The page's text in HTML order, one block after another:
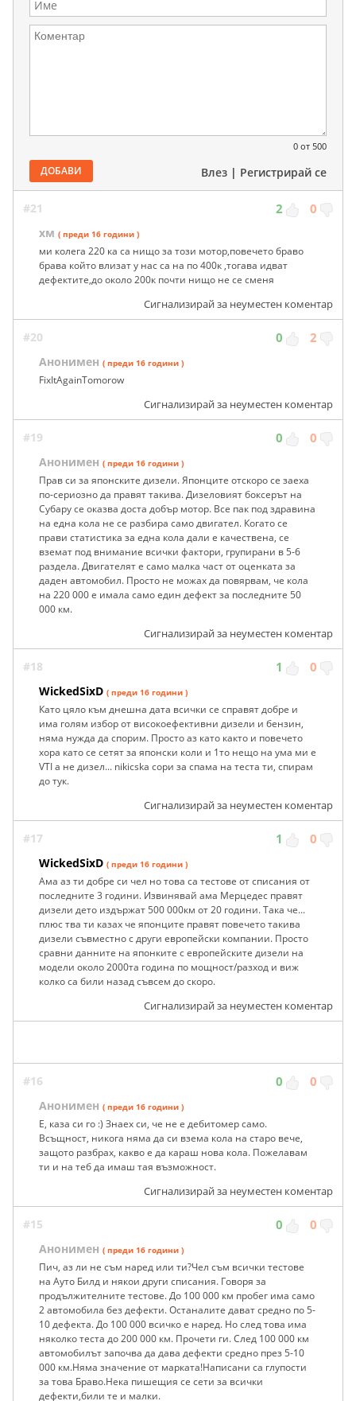
0 от 500
ДОБАВИ Влез | Регистрирай се
#21 2 0
хм ( преди 16 години )
ми колега 220 ка са нищо за този мотор,повечето браво
брава който влизат у нас са на по 400к ,тогава идват
дефектите,до около 200к почти нищо не се сменя
Сигнализирай за неуместен коментар
#20 0 2
Анонимен ( преди 16 години )
FixItAgainTomorow
Сигнализирай за неуместен коментар
#19 0 0
Анонимен ( преди 16 години )
Прав си за японските дизели. Японците отскоро се заеха
по-сериозно да правят такива. Дизеловият боксерът на
Субару се оказва доста добър мотор. Все пак под здравина
на една кола не се разбира само двигател. Когато се
прави статистика за една кола дали е качествена, се
вземат под внимание всички фактори, групирани в 5-6
раздела. Двигателят е само малка част от оценката за
даден автомобил. Просто не можах да повярвам, че кола
на 220 000 е имала само един дефект за последните 50
000 км.
Сигнализирай за неуместен коментар
#18 1 0
WickedSixD ( преди 16 години )
Като цяло към днешна дата всички се справят добре и
има голям избор от високоефективни дизели и бензин,
няма нужда да спорим. Просто аз като както и повечето
хора като се сетят за японски коли и 1то нещо на ума ми е
VTI а не дизел... nikicska сори за спама на теста ти, спирам
до тук.
Сигнализирай за неуместен коментар
#17 1 0
WickedSixD ( преди 16 години )
Ама аз ти добре си чел но това са тестове от списания от
последните 3 години. Извинявай ама Мерцедес правят
дизели дето издържат 500 000км от 20 години. Така че...
плюс тва ти казах че японците правят повечето такива
дизели съвместно с други европейски компании. Просто
сравни данните на японките с европейските дизели на
модели около 2000та година по мощност/разход и виж
колко са били назад съвсем до скоро.
Сигнализирай за неуместен коментар
#16 0 0
Анонимен ( преди 16 години )
Е, каза си го :) Знаех си, че не е дебитомер само.
Всъщност, никога няма да си взема кола на старо вече,
защото разбрах, какво е да караш нова кола. Пожелавам
ти и на теб да имаш тая възможност.
Сигнализирай за неуместен коментар
#15 0 0
Анонимен ( преди 16 години )
Пич, аз ли не съм наред или ти?Чел съм всички тестове
на Ауто Билд и някои други списания. Говоря за
продължителните тестове. До 100 000 км пробег има само
2 автомобила без дефекти. Останалите дават средно по 5-
10 дефекта. До 100 000 всичко е наред. Но след това има
няколко теста до 200 000 км. Прочети ги. След 100 000 км
автомобилът започва да дава дефекти средно през 5-10
000 км.Няма значение от марката!Написани са глупости
за това Браво.Нека пишещия се сети за всички
дефекти,били те и малки.